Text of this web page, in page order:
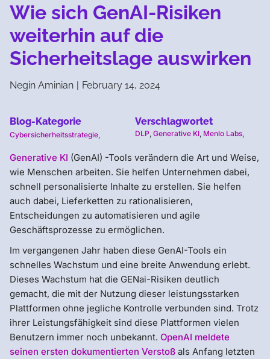
Wie sich GenAI-Risiken
weiterhin auf die
Sicherheitslage auswirken
Negin Aminian | February 14, 2024
Blog-Kategorie
Cybersicherheitsstrategie
Verschlagwortet
DLP Generative KI Menlo Labs
Generative KI (GenAI) -Tools verändern die Art und Weise,
wie Menschen arbeiten. Sie helfen Unternehmen dabei,
schnell personalisierte Inhalte zu erstellen. Sie helfen
auch dabei, Lieferketten zu rationalisieren,
Entscheidungen zu automatisieren und agile
Geschäftsprozesse zu ermöglichen.
Im vergangenen Jahr haben diese GenAI-Tools ein
schnelles Wachstum und eine breite Anwendung erlebt.
Dieses Wachstum hat die GENai-Risiken deutlich
gemacht, die mit der Nutzung dieser leistungsstarken
Plattformen ohne jegliche Kontrolle verbunden sind. Trotz
ihrer Leistungsfähigkeit sind diese Plattformen vielen
Benutzern immer noch unbekannt. OpenAI meldete
seinen ersten dokumentierten Verstoß als Anfang letzten